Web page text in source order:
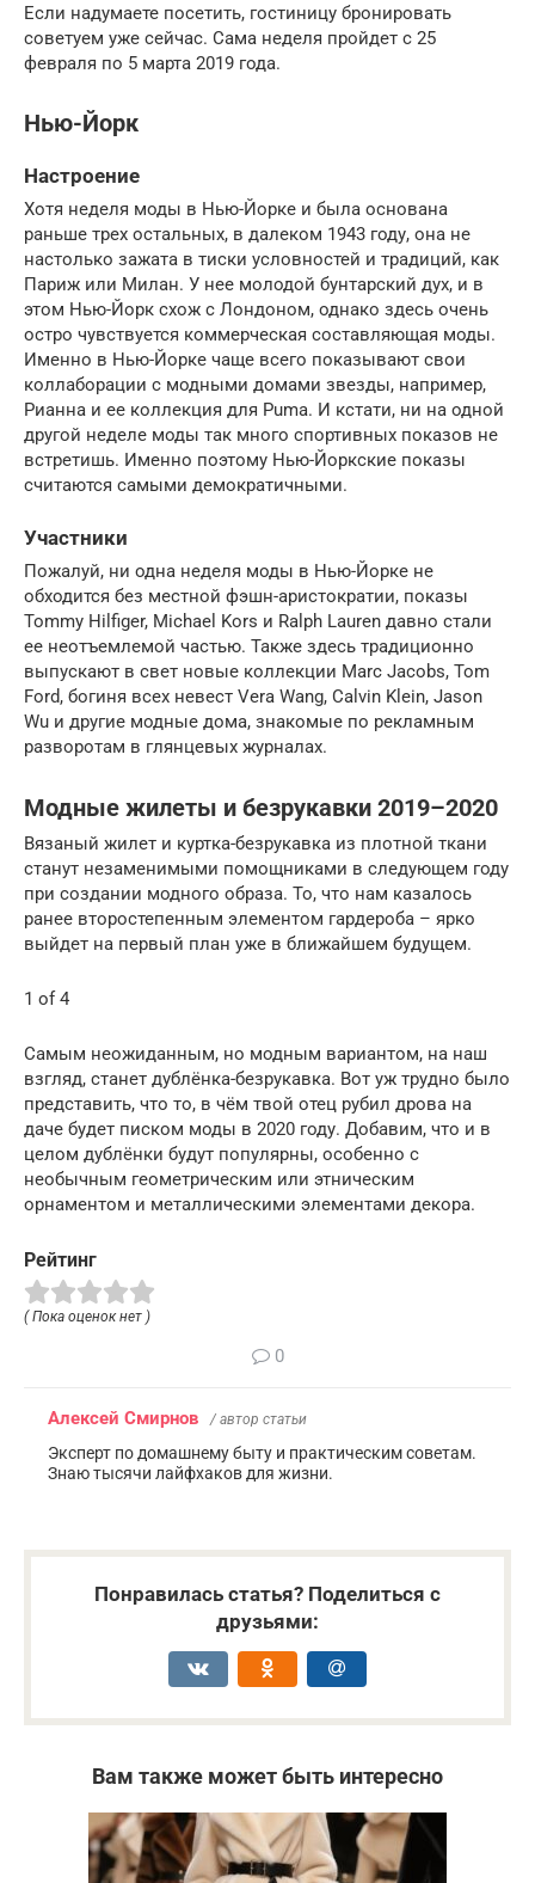
Если надумаете посетить, гостиницу бронировать
советуем уже сейчас. Сама неделя пройдет с 25
февраля по 5 марта 2019 года.
Нью-Йорк
Настроение
Хотя неделя моды в Нью-Йорке и была основана
раньше трех остальных, в далеком 1943 году, она не
настолько зажата в тиски условностей и традиций, как
Париж или Милан. У нее молодой бунтарский дух, и в
этом Нью-Йорк схож с Лондоном, однако здесь очень
остро чувствуется коммерческая составляющая моды.
Именно в Нью-Йорке чаще всего показывают свои
коллаборации с модными домами звезды, например,
Рианна и ее коллекция для Puma. И кстати, ни на одной
другой неделе моды так много спортивных показов не
встретишь. Именно поэтому Нью-Йоркские показы
считаются самыми демократичными.
Участники
Пожалуй, ни одна неделя моды в Нью-Йорке не
обходится без местной фэшн-аристократии, показы
Tommy Hilfiger, Michael Kors и Ralph Lauren давно стали
ее неотъемлемой частью. Также здесь традиционно
выпускают в свет новые коллекции Marc Jacobs, Tom
Ford, богиня всех невест Vera Wang, Calvin Klein, Jason
Wu и другие модные дома, знакомые по рекламным
разворотам в глянцевых журналах.
Модные жилеты и безрукавки 2019–2020
Вязаный жилет и куртка-безрукавка из плотной ткани
станут незаменимыми помощниками в следующем году
при создании модного образа. То, что нам казалось
ранее второстепенным элементом гардероба – ярко
выйдет на первый план уже в ближайшем будущем.
1 of 4
Самым неожиданным, но модным вариантом, на наш
взгляд, станет дублёнка-безрукавка. Вот уж трудно было
представить, что то, в чём твой отец рубил дрова на
даче будет писком моды в 2020 году. Добавим, что и в
целом дублёнки будут популярны, особенно с
необычным геометрическим или этническим
орнаментом и металлическими элементами декора.
Рейтинг
( Пока оценок нет )
0
Алексей Смирнов / автор статьи
Эксперт по домашнему быту и практическим советам.
Знаю тысячи лайфхаков для жизни.
Понравилась статья? Поделиться с
друзьями:
Вам также может быть интересно